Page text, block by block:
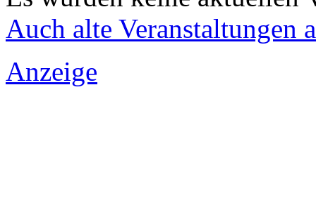
Auch alte Veranstaltungen
Anzeige